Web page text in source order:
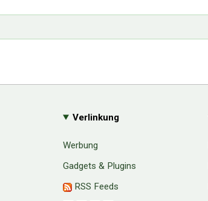
Verlinkung
Werbung
Gadgets & Plugins
RSS Feeds